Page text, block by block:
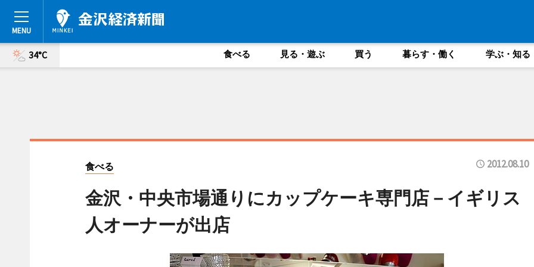
34°C 食べる 見る・遊ぶ 買う 暮らす・働く 学ぶ・知る
食べる 2012.08.10
金沢・中央市場通りにカップケーキ専門店－イギリス
人オーナーが出店